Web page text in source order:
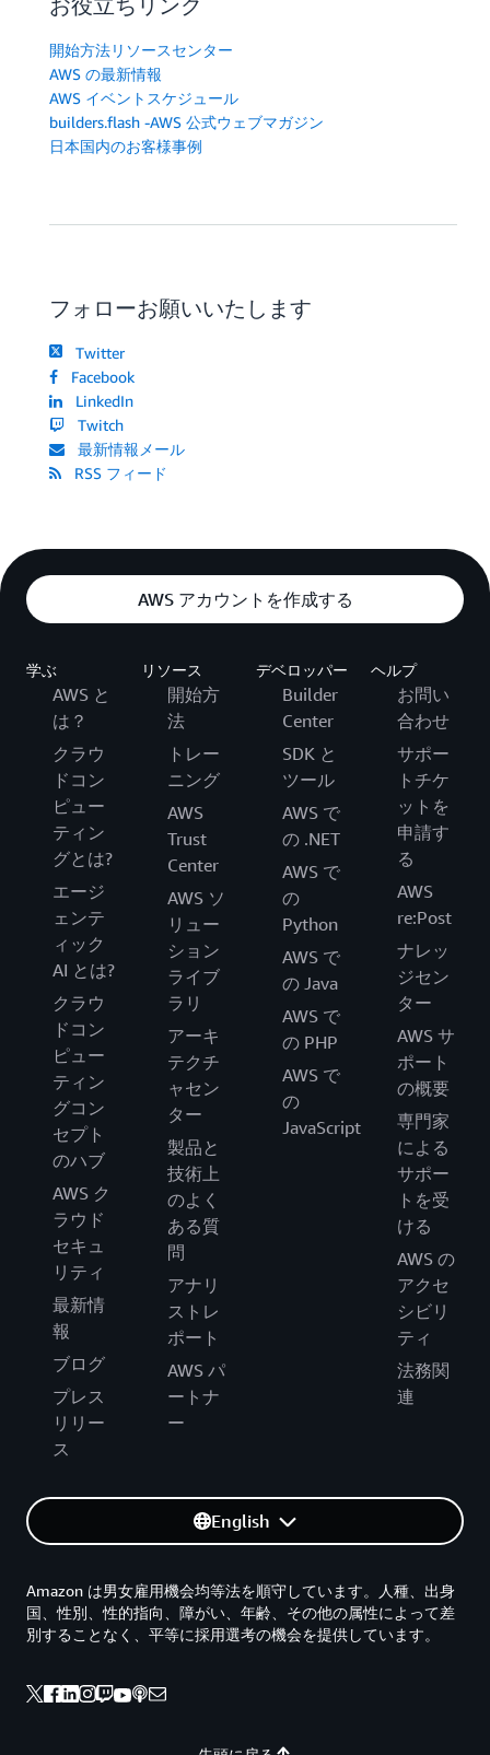
開始方法リソースセンター
AWS の最新情報
AWS イベントスケジュール
builders.flash -AWS 公式ウェブマガジン
日本国内のお客様事例
フォローお願いいたします
Twitter
Facebook
LinkedIn
Twitch
最新情報メール
RSS フィード
AWS アカウントを作成する
学ぶ
AWS と
は？
クラウ
ドコン
ピュー
ティン
グとは?
エージ
ェンテ
ィック
AI とは?
クラウ
ドコン
ピュー
ティン
グコン
セプト
のハブ
AWS ク
ラウド
セキュ
リティ
最新情
報
ブログ
プレス
リリー
ス
リソース
開始方
法
トレー
ニング
AWS
Trust
Center
AWS ソ
リュー
ション
ライブ
ラリ
アーキ
テクチ
ャセン
ター
製品と
技術上
のよく
ある質
問
アナリ
ストレ
ポート
AWS パ
ートナ
ー
デベロッパー
Builder
Center
SDK と
ツール
AWS で
の .NET
AWS で
の
Python
AWS で
の Java
AWS で
の PHP
AWS で
の
JavaScript
ヘルプ
お問い
合わせ
サポー
トチケ
ットを
申請す
る
AWS
re:Post
ナレッ
ジセン
ター
AWS サ
ポート
の概要
専門家
による
サポー
トを受
ける
AWS の
アクセ
シビリ
ティ
法務関
連
English
Amazon は男女雇用機会均等法を順守しています。人種、出身
国、性別、性的指向、障がい、年齢、その他の属性によって差
別することなく、平等に採用選考の機会を提供しています。